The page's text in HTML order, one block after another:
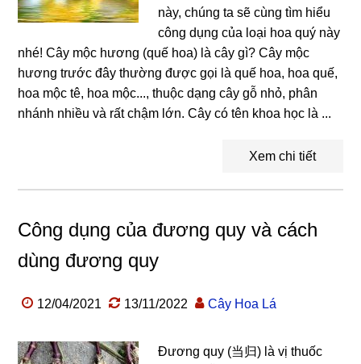
này, chúng ta sẽ cùng tìm hiểu
công dụng của loại hoa quý này
nhé! Cây mộc hương (quế hoa) là cây gì? Cây mộc
hương trước đây thường được gọi là quế hoa, hoa quế,
hoa mộc tê, hoa mộc..., thuộc dạng cây gỗ nhỏ, phân
nhánh nhiều và rất chậm lớn. Cây có tên khoa học là ...
Xem chi tiết
Công dụng của đương quy và cách
dùng đương quy
12/04/2021 13/11/2022 Cây Hoa Lá
Đương quy (当归) là vị thuốc